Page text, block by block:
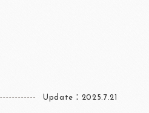
Update：2025.7.21